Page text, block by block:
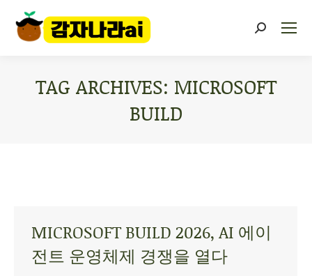
TAG ARCHIVES: MICROSOFT
BUILD
MICROSOFT BUILD 2026, AI 에이
전트 운영체제 경쟁을 열다